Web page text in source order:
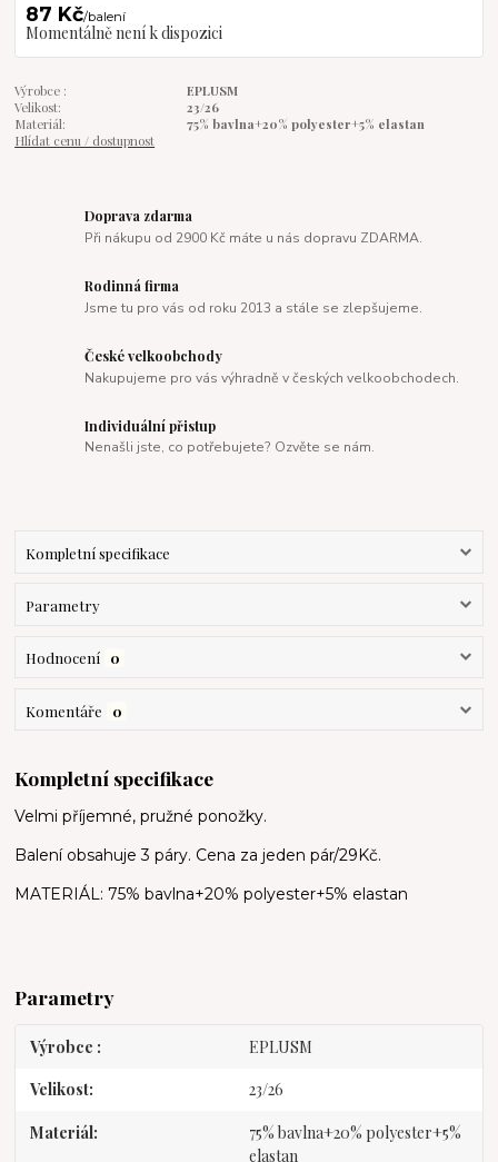
87 Kč/balení
Momentálně není k dispozici
Výrobce :
EPLUSM
Velikost:
23/26
Materiál:
75% bavlna+20% polyester+5% elastan
Hlídat cenu / dostupnost
Doprava zdarma
Při nákupu od 2900 Kč máte u nás dopravu ZDARMA.
Rodinná firma
Jsme tu pro vás od roku 2013 a stále se zlepšujeme.
České velkoobchody
Nakupujeme pro vás výhradně v českých velkoobchodech.
Individuální přistup
Nenašli jste, co potřebujete? Ozvěte se nám.
Kompletní specifikace
Parametry
Hodnocení 0
Komentáře 0
Kompletní specifikace
Velmi příjemné, pružné ponožky.
Balení obsahuje 3 páry. Cena za jeden pár/29Kč.
MATERIÁL: 75% bavlna+20% polyester+5% elastan
Parametry
Výrobce EPLUSM
Velikost 23/26
Materiál
75% bavlna+20% polyester+5%
elastan